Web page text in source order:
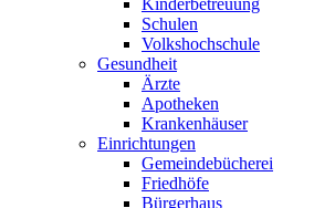
Kinderbetreuung
Schulen
Volkshochschule
Gesundheit
Ärzte
Apotheken
Krankenhäuser
Einrichtungen
Gemeindebücherei
Friedhöfe
Bürgerhaus